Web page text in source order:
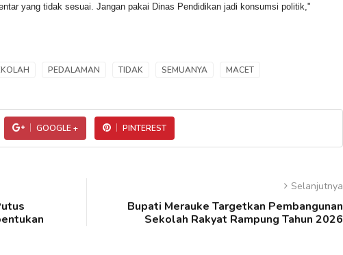
yang tidak sesuai. Jangan pakai Dinas Pendidikan jadi konsumsi politik,"
PEDALAMAN TIDAK SEMUANYA MACET
GOOGLE + PINTEREST
Selanjutnya
Bupati Merauke Targetkan Pembangunan
Sekolah Rakyat Rampung Tahun 2026